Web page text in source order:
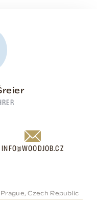
INFO@WOODJOB.CZ
Czech Republic